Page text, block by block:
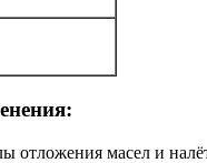
отложения масел и